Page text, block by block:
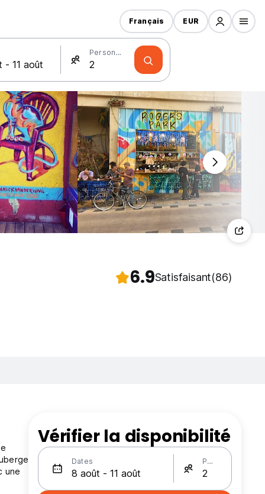
Personnes
Français EUR
6.9Satisfaisant(86)
une
Vérifier la disponibilité
Dates Personnes